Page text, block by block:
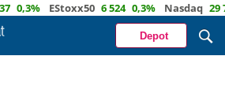
0,3% EStoxx50 6 524 0,3% Nasdaq 29
Depot